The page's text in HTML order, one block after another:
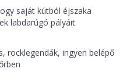
saját kútból éjszaka
labdarúgó pályáit
rocklegendák, ingyen belépő